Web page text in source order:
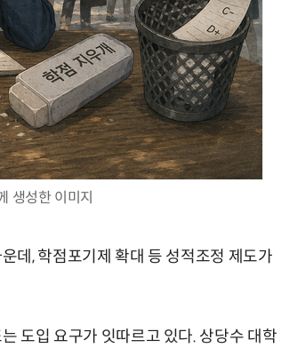
생성한 이미지
데, 학점포기제 확대 등 성적조정 제도가
도입 요구가 잇따르고 있다. 상당수 대학
하는 AI Ready Data 플랫폼 활용 전략